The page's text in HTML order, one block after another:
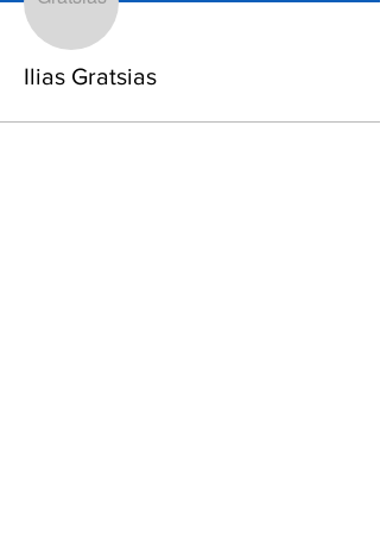
Ilias Gratsias